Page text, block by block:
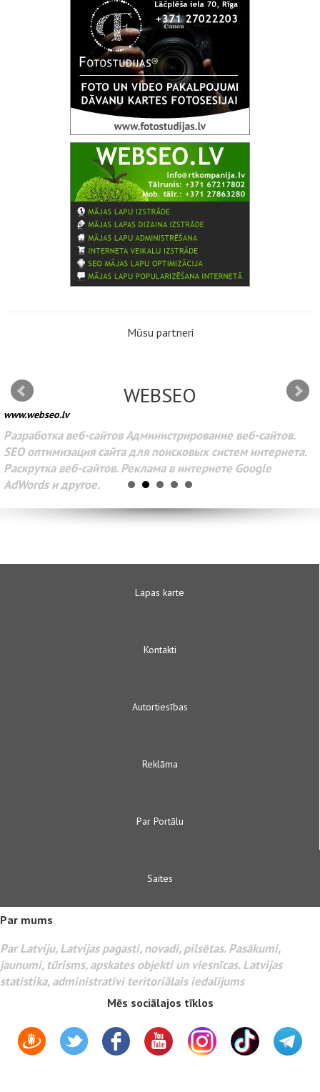
Mūsu partneri
WEBSEO
www.webseo.lv
Разработка веб-сайтов Администрирование веб-сайтов.
SEO оптимизация сайта для поисковых систем интернета.
Раскрутка веб-сайтов. Реклама в интернете Google
AdWords и другое.
Lapas karte
Kontakti
Autortiesības
Reklāma
Par Portālu
Saites
Par mums
Par Latviju, Latvijas pagasti, novadi, pilsētas. Pasākumi,
jaunumi, tūrisms, apskates objekti un viesnīcas. Latvijas
statistika, administratīvi teritoriālais iedalījums
Mēs sociālajos tīklos